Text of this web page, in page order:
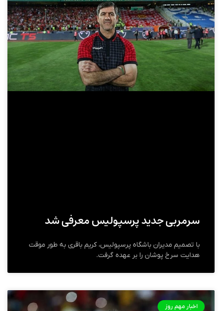
سرمربی جدید پرسپولیس معرفی شد
با تصمیم مدیران باشگاه پرسپولیس، کریم باقری به طور موقت
هدایت سرخ پوشان را بر عهده گرفت.
اخبار مهم روز